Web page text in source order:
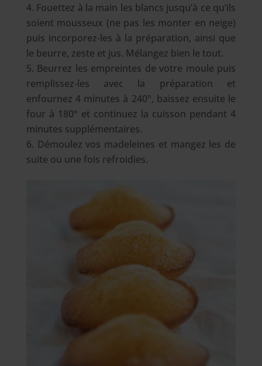
Fouettez à la main les blancs jusqu’à ce qu’ils
soient mousseux (ne pas les monter en neige)
puis incorporez-les à la préparation, ainsi que
le beurre, zeste et jus. Mélangez bien le tout.
Beurrez les empreintes de votre moule puis
remplissez-les avec la préparation et
enfournez 4 minutes à 240°, baissez ensuite le
four à 180° et continuez la cuisson pendant 4
minutes supplémentaires.
Démoulez vos madeleines et mangez les de
suite ou une fois refroidies.